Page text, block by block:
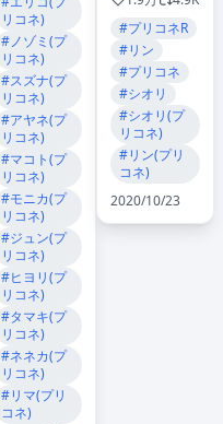
リコネ)
#ノゾミ(プ
リコネ)
#スズナ(プ
リコネ)
#アヤネ(プ
リコネ)
#マコト(プ
リコネ)
#モニカ(プ
リコネ)
#ジュン(プ
リコネ)
#ヒヨリ(プ
リコネ)
#タマキ(プ
リコネ)
#ネネカ(プ
リコネ)
#リマ(プリ
コネ)
#プリコネR
#リン
#プリコネ
#シオリ
#シオリ(プ
リコネ)
#リン(プリ
コネ)
2020/10/23